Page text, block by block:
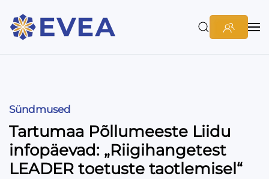
Sündmused
Tartumaa Põllumeeste Liidu
infopäevad: „Riigihangetest
LEADER toetuste taotlemisel“